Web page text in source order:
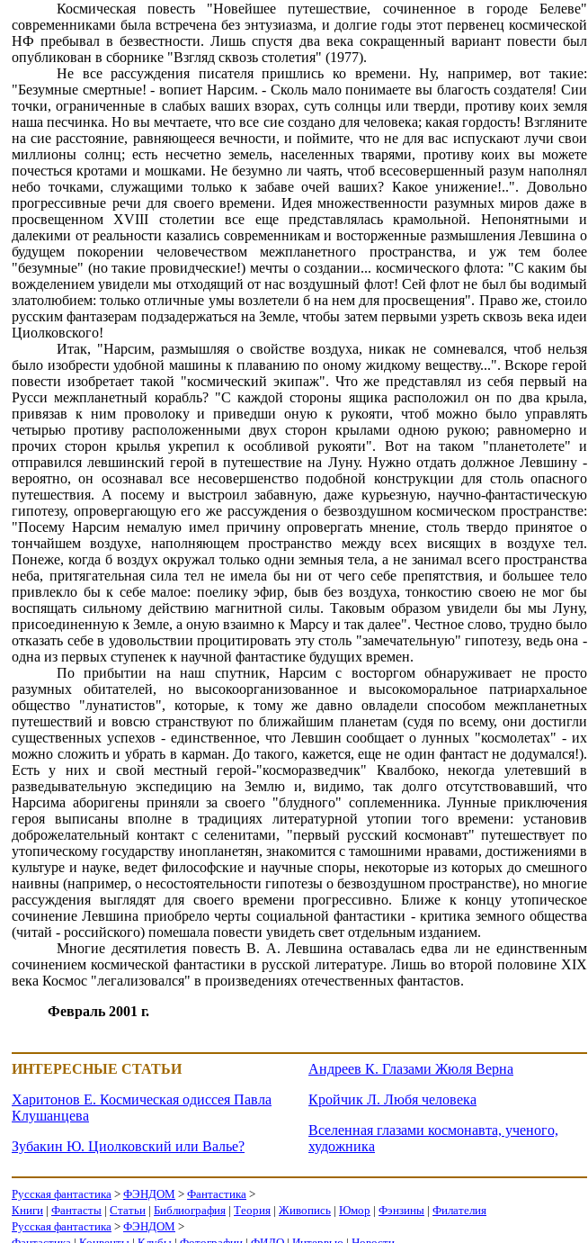
Космическая повесть "Новейшее путешествие, сочиненное в городе Белеве"
современниками была встречена без энтузиазма, и долгие годы этот первенец космической
НФ пребывал в безвестности. Лишь спустя два века сокращенный вариант повести был
опубликован в сборнике "Взгляд сквозь столетия" (1977).
Не все рассуждения писателя пришлись ко времени. Ну, например, вот такие:
"Безумные смертные! - вопиет Нарсим. - Сколь мало понимаете вы благость создателя! Сии
точки, ограниченные в слабых ваших взорах, суть солнцы или тверди, противу коих земля
наша песчинка. Но вы мечтаете, что все сие создано для человека; какая гордость! Взгляните
на сие расстояние, равняющееся вечности, и поймите, что не для вас испускают лучи свои
миллионы солнц; есть несчетно земель, населенных тварями, противу коих вы можете
почесться кротами и мошками. Не безумно ли чаять, чтоб всесовершенный разум наполнял
небо точками, служащими только к забаве очей ваших? Какое унижение!..". Довольно
прогрессивные речи для своего времени. Идея множественности разумных миров даже в
просвещенном XVIII столетии все еще представлялась крамольной. Непонятными и
далекими от реальности казались современникам и восторженные размышления Левшина о
будущем покорении человечеством межпланетного пространства, и уж тем более
"безумные" (но такие провидческие!) мечты о создании... космического флота: "С каким бы
вожделением увидели мы отходящий от нас воздушный флот! Сей флот не был бы водимый
златолюбием: только отличные умы возлетели б на нем для просвещения". Право же, стоило
русским фантазерам подзадержаться на Земле, чтобы затем первыми узреть сквозь века идеи
Циолковского!
Итак, "Нарсим, размышляя о свойстве воздуха, никак не сомневался, чтоб нельзя
было изобрести удобной машины к плаванию по оному жидкому веществу...". Вскоре герой
повести изобретает такой "космический экипаж". Что же представлял из себя первый на
Русси межпланетный корабль? "С каждой стороны ящика расположил он по два крыла,
привязав к ним проволоку и приведши оную к рукояти, чтоб можно было управлять
четырью противу расположенными двух сторон крылами одною рукою; равномерно и
прочих сторон крылья укрепил к особливой рукояти". Вот на таком "планетолете" и
отправился левшинский герой в путешествие на Луну. Нужно отдать должное Левшину -
вероятно, он осознавал все несовершенство подобной конструкции для столь опасного
путешествия. А посему и выстроил забавную, даже курьезную, научно-фантастическую
гипотезу, опровергающую его же рассуждения о безвоздушном космическом пространстве:
"Посему Нарсим немалую имел причину опровергать мнение, столь твердо принятое о
тончайшем воздухе, наполняющем пространство между всех висящих в воздухе тел.
Понеже, когда б воздух окружал только одни земныя тела, а не занимал всего пространства
неба, притягательная сила тел не имела бы ни от чего себе препятствия, и большее тело
привлекло бы к себе малое: поелику эфир, быв без воздуха, тонкостию своею не мог бы
воспящать сильному действию магнитной силы. Таковым образом увидели бы мы Луну,
присоединенную к Земле, а оную взаимно к Марсу и так далее". Честное слово, трудно было
отказать себе в удовольствии процитировать эту столь "замечательную" гипотезу, ведь она -
одна из первых ступенек к научной фантастике будущих времен.
По прибытии на наш спутник, Нарсим с восторгом обнаруживает не просто
разумных обитателей, но высокоорганизованное и высокоморальное патриархальное
общество "лунатистов", которые, к тому же давно овладели способом межпланетных
путешествий и вовсю странствуют по ближайшим планетам (судя по всему, они достигли
существенных успехов - единственное, что Левшин сообщает о лунных "космолетах" - их
можно сложить и убрать в карман. До такого, кажется, еще не один фантаст не додумался!).
Есть у них и свой местный герой-"косморазведчик" Квалбоко, некогда улетевший в
разведывательную экспедицию на Землю и, видимо, так долго отсутствовавший, что
Нарсима аборигены приняли за своего "блудного" соплеменника. Лунные приключения
героя выписаны вполне в традициях литературной утопии того времени: установив
доброжелательный контакт с селенитами, "первый русский космонавт" путешествует по
утопическому государству инопланетян, знакомится с тамошними нравами, достижениями в
культуре и науке, ведет философские и научные споры, некоторые из которых до смешного
наивны (например, о несостоятельности гипотезы о безвоздушном пространстве), но многие
рассуждения выглядят для своего времени прогрессивно. Ближе к концу утопическое
сочинение Левшина приобрело черты социальной фантастики - критика земного общества
(читай - российского) помешала повести увидеть свет отдельным изданием.
Многие десятилетия повесть В. А. Левшина оставалась едва ли не единственным
сочинением космической фантастики в русской литературе. Лишь во второй половине XIX
века Космос "легализовался" в произведениях отечественных фантастов.
Февраль 2001 г.
ИНТЕРЕСНЫЕ СТАТЬИ
Харитонов Е. Космическая одиссея Павла
Клушанцева
Зубакин Ю. Циолковский или Валье?
Андреев К. Глазами Жюля Верна
Кройчик Л. Любя человека
Вселенная глазами космонавта, ученого,
художника
Русская фантастика > ФЭНДОМ > Фантастика >
Книги | Фантасты | Статьи | Библиография | Теория | Живопись | Юмор | Фэнзины | Филателия
Русская фантастика > ФЭНДОМ >